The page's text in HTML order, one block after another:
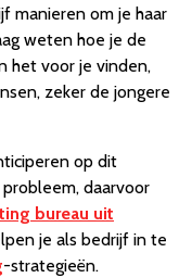
manieren om je haar
weten hoe je de
het voor je vinden,
zeker de jongere
op dit
daarvoor
bureau uit
je als bedrijf in te
-strategieën.